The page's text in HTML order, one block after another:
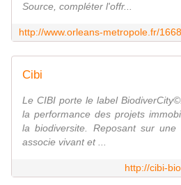
Source, compléter l'offr...
Cibi
Le CIBI porte le label
la performance des projets
la biodiversite. Reposant sur une
associe vivant et ...
http://cibi-